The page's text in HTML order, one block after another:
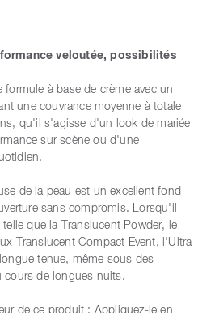
veloutée, possibilités
à base de crème avec un
une couvrance moyenne à totale
qu'il s'agisse d'un look de mariée
sur scène ou d'une
de la peau est un excellent fond
sans compromis. Lorsqu'il
que la Translucent Powder, le
Translucent Compact Event, l'Ultra
tenue, même sous des
cours de longues nuits.
de ce produit : Appliquez-le en